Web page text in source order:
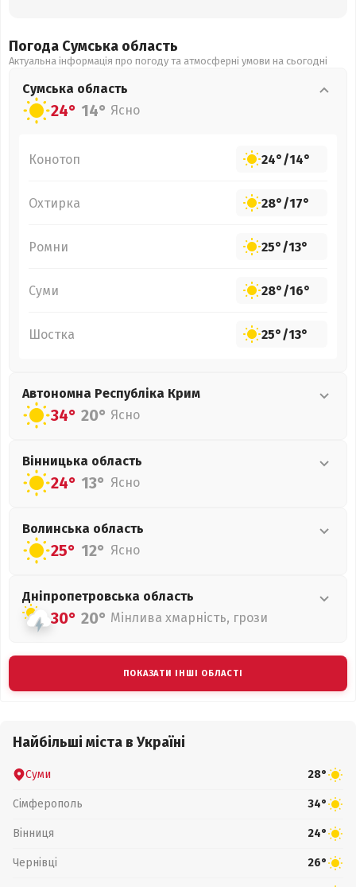
Погода Сумська область
Актуальна інформація про погоду та атмосферні умови на сьогодні
Сумська область
24° 14° Ясно
Конотоп 24°/14°
Охтирка 28°/17°
Ромни 25°/13°
Суми 28°/16°
Шостка 25°/13°
Автономна Республіка Крим
34° 20° Ясно
Вінницька область
24° 13° Ясно
Волинська область
25° 12° Ясно
Дніпропетровська область
30° 20° Мінлива хмарність, грози
ПОКАЗАТИ ІНШІ ОБЛАСТІ
Найбільші міста в Україні
Суми 28°
Сімферополь 34°
Вінниця 24°
Чернівці 26°